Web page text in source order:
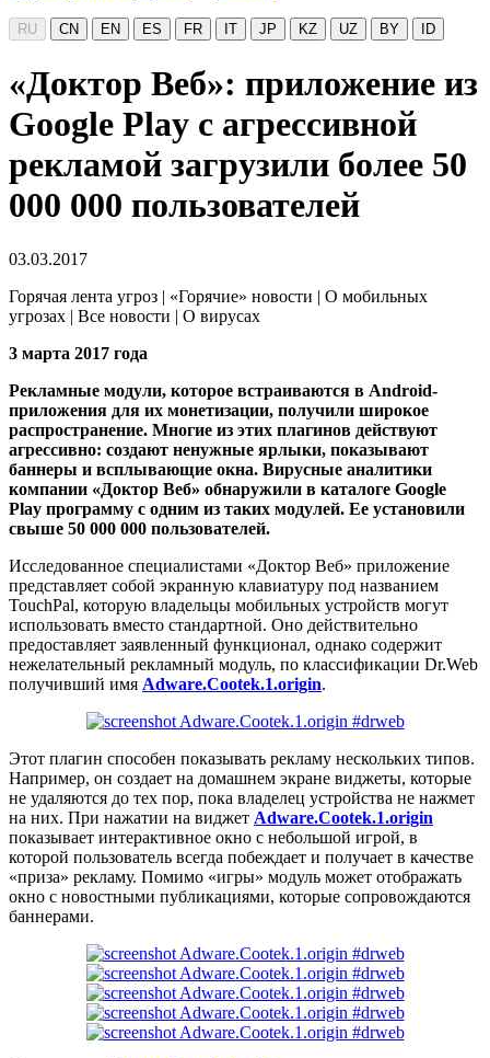
RU CN EN ES FR IT JP KZ UZ BY ID
«Доктор Веб»: приложение из
Google Play с агрессивной
рекламой загрузили более 50
000 000 пользователей
03.03.2017
Горячая лента угроз | «Горячие» новости | О мобильных
угрозах | Все новости | О вирусах
3 марта 2017 года
Рекламные модули, которое встраиваются в Android-
приложения для их монетизации, получили широкое
распространение. Многие из этих плагинов действуют
агрессивно: создают ненужные ярлыки, показывают
баннеры и всплывающие окна. Вирусные аналитики
компании «Доктор Веб» обнаружили в каталоге Google
Play программу с одним из таких модулей. Ее установили
свыше 50 000 000 пользователей.
Исследованное специалистами «Доктор Веб» приложение
представляет собой экранную клавиатуру под названием
TouchPal, которую владельцы мобильных устройств могут
использовать вместо стандартной. Оно действительно
предоставляет заявленный функционал, однако содержит
нежелательный рекламный модуль, по классификации Dr.Web
получивший имя Adware.Cootek.1.origin.
Этот плагин способен показывать рекламу нескольких типов.
Например, он создает на домашнем экране виджеты, которые
не удаляются до тех пор, пока владелец устройства не нажмет
на них. При нажатии на виджет Adware.Cootek.1.origin
показывает интерактивное окно с небольшой игрой, в
которой пользователь всегда побеждает и получает в качестве
«приза» рекламу. Помимо «игры» модуль может отображать
окно с новостными публикациями, которые сопровождаются
баннерами.